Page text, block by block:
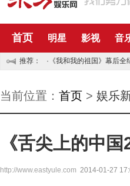
首页 明星 影视 音
推荐： · 《我和我的祖国》幕后全
当前位置： 首页 > 娱乐
《舌尖上的中
http://www.eastyule.com 2014-01-27